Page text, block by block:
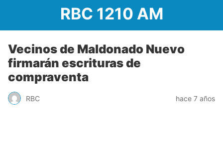
RBC 1210 AM
Vecinos de Maldonado Nuevo
firmarán escrituras de
compraventa
RBC hace 7 años